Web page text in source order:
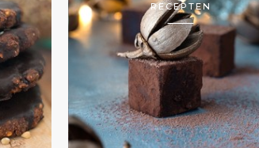
RECEPTEN